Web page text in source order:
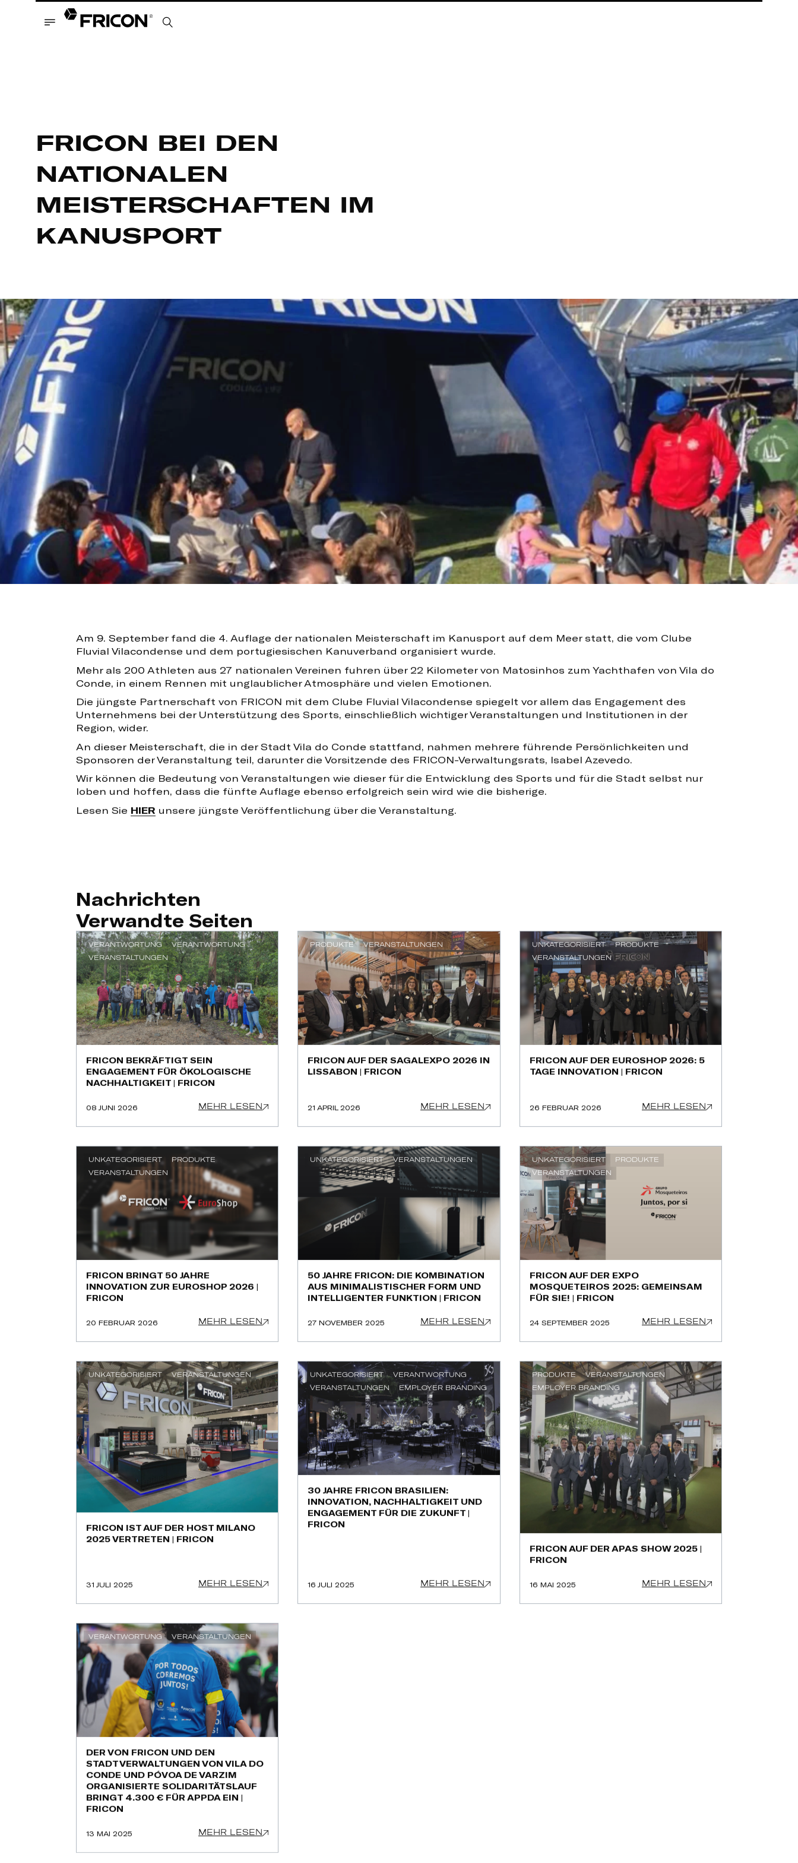
FRICON BEI DEN
NATIONALEN
MEISTERSCHAFTEN IM
KANUSPORT
Am 9. September fand die 4. Auflage der nationalen Meisterschaft im Kanusport auf dem Meer statt, die vom Clube
Fluvial Vilacondense und dem portugiesischen Kanuverband organisiert wurde.
Mehr als 200 Athleten aus 27 nationalen Vereinen fuhren über 22 Kilometer von Matosinhos zum Yachthafen von Vila do
Conde, in einem Rennen mit unglaublicher Atmosphäre und vielen Emotionen.
Die jüngste Partnerschaft von FRICON mit dem Clube Fluvial Vilacondense spiegelt vor allem das Engagement des
Unternehmens bei der Unterstützung des Sports, einschließlich wichtiger Veranstaltungen und Institutionen in der
Region, wider.
An dieser Meisterschaft, die in der Stadt Vila do Conde stattfand, nahmen mehrere führende Persönlichkeiten und
Sponsoren der Veranstaltung teil, darunter die Vorsitzende des FRICON-Verwaltungsrats, Isabel Azevedo.
Wir können die Bedeutung von Veranstaltungen wie dieser für die Entwicklung des Sports und für die Stadt selbst nur
loben und hoffen, dass die fünfte Auflage ebenso erfolgreich sein wird wie die bisherige.
Lesen Sie HIER unsere jüngste Veröffentlichung über die Veranstaltung.
Nachrichten
Verwandte Seiten
VERANTWORTUNG
VERANTWORTUNG
VERANSTALTUNGEN
FRICON BEKRÄFTIGT SEIN
ENGAGEMENT FÜR ÖKOLOGISCHE
NACHHALTIGKEIT | FRICON
08 JUNI 2026 MEHR LESEN
PRODUKTE VERANSTALTUNGEN
FRICON AUF DER SAGALEXPO 2026 IN
LISSABON | FRICON
21 APRIL 2026 MEHR LESEN
UNKATEGORISIERT
PRODUKTE
VERANSTALTUNGEN
FRICON AUF DER EUROSHOP 2026: 5
TAGE INNOVATION | FRICON
26 FEBRUAR 2026 MEHR LESEN
UNKATEGORISIERT
PRODUKTE
VERANSTALTUNGEN
FRICON BRINGT 50 JAHRE
INNOVATION ZUR EUROSHOP 2026 |
FRICON
MEHR LESEN
UNKATEGORISIERT VERANSTALTUNGEN
50 JAHRE FRICON: DIE KOMBINATION
AUS MINIMALISTISCHER FORM UND
INTELLIGENTER FUNKTION | FRICON
MEHR LESEN
UNKATEGORISIERT
PRODUKTE
VERANSTALTUNGEN
FRICON AUF DER EXPO
MOSQUETEIROS 2025: GEMEINSAM
FÜR SIE! | FRICON
MEHR LESEN
UNKATEGORISIERT VERANSTALTUNGEN
FRICON IST AUF DER HOST MILANO
2025 VERTRETEN | FRICON
31 JULI 2025 MEHR LESEN
UNKATEGORISIERT
VERANTWORTUNG
VERANSTALTUNGEN
EMPLOYER BRANDING
30 JAHRE FRICON BRASILIEN:
INNOVATION, NACHHALTIGKEIT UND
ENGAGEMENT FÜR DIE ZUKUNFT |
FRICON
16 JULI 2025 MEHR LESEN
PRODUKTE
VERANSTALTUNGEN
EMPLOYER BRANDING
FRICON AUF DER APAS SHOW 2025 |
FRICON
16 MAI 2025 MEHR LESEN
VERANTWORTUNG VERANSTALTUNGEN
DER VON FRICON UND DEN
STADTVERWALTUNGEN VON VILA DO
CONDE UND PÓVOA DE VARZIM
ORGANISIERTE SOLIDARITÄTSLAUF
BRINGT 4.300 € FÜR APPDA EIN |
FRICON
13 MAI 2025 MEHR LESEN